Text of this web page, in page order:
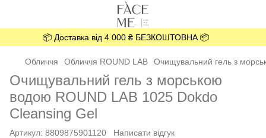
📦 Доставка від 4 000 ₴ БЕЗКОШТОВНА 📦
Обличчя Обличчя ROUND LAB Очищувальний гель з
Очищувальний гель з морською
водою ROUND LAB 1025 Dokdo
Cleansing Gel
Артикул: 8809875901120 Написати відгук